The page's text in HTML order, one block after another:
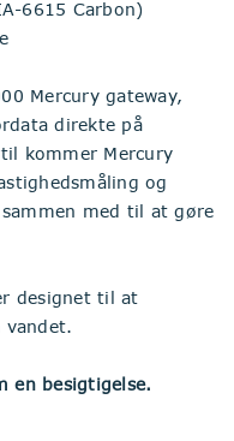
6615 Carbon)
Mercury gateway,
direkte på
kommer Mercury
og
med til at gøre
designet til at
vandet.
en besigtigelse.